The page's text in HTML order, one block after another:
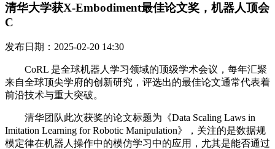
清华大学获X-Embodiment最佳论文奖，机器人顶会
C
发布日期：2025-02-20 14:30
CoRL 是全球机器人学习领域的顶级学术会议，每年汇聚
来自全球顶尖学府的创新研究，评选出的最佳论文通常代表着
前沿技术与重大突破。
清华团队此次获奖的论文标题为《Data Scaling Laws in
Imitation Learning for Robotic Manipulation》，关注的是数据规
模定律在机器人操作中的模仿学习中的应用，尤其是能否通过